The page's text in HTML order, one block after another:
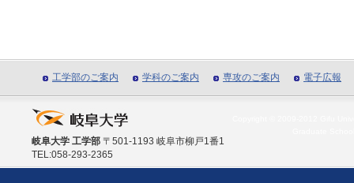
工学部のご案内 学科のご案内 専攻のご案内 電子広報
岐阜大学 工学部 〒501-1193 岐阜市柳戸1番1
TEL:058-293-2365